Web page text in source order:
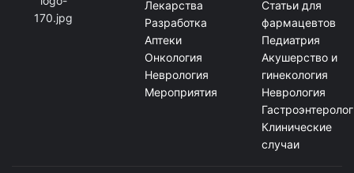
Лекарства
Разработка
Аптеки
Онкология
Неврология
Мероприятия
Статьи для
фармацевтов
Педиатрия
Акушерство и
гинекология
Неврология
Клинические
случаи